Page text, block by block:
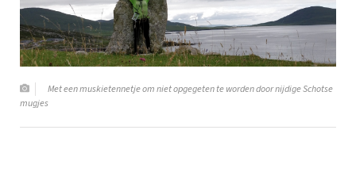
Met een muskietennetje om niet opgegeten te worden door nijdige Schotse
mugjes